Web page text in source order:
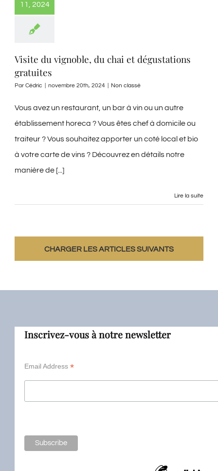
11, 2024
Visite du vignoble, du chai et dégustations
gratuites
Par Cédric novembre 20th, 2024 Non classé
Vous avez un restaurant, un bar à vin ou un autre
établissement horeca ? Vous êtes chef à domicile ou
traiteur ? Vous souhaitez apporter un coté local et bio
à votre carte de vins ? Découvrez en détails notre
manière de [...]
Lire la suite
CHARGER LES ARTICLES SUIVANTS
Inscrivez-vous à notre newsletter
Email Address *